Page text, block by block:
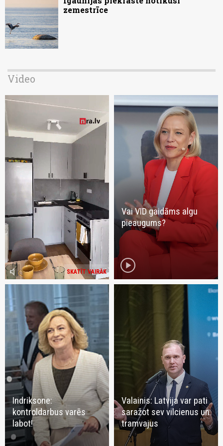
zemestrīce
Video
SKATĪT VAIRĀK
volume_mute
Vai VID gaidāms algu
pieaugums?
play_circle
Indriksone:
kontroldarbus varēs
labot!
Valainis: Latvija var pati
saražot sev vilcienus un
tramvajus